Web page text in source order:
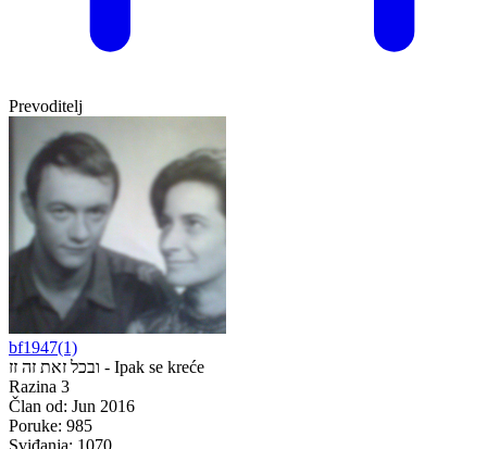
Prevoditelj
bf1947(1)
ובכל זאת זה זז - Ipak se kreće
Razina 3
Član od: Jun 2016
Poruke: 985
Sviđanja: 1070